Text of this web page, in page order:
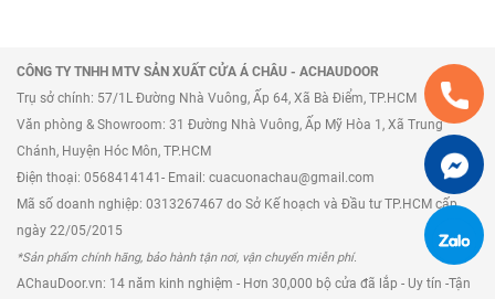
CÔNG TY TNHH MTV SẢN XUẤT CỬA Á CHÂU - ACHAUDOOR
Trụ sở chính: 57/1L Đường Nhà Vuông, Ấp 64, Xã Bà Điểm, TP.HCM
Văn phòng & Showroom: 31 Đường Nhà Vuông, Ấp Mỹ Hòa 1, Xã Trung
Chánh, Huyện Hóc Môn, TP.HCM
Điện thoại: 0568414141- Email: cuacuonachau@gmail.com
Mã số doanh nghiệp: 0313267467 do Sở Kế hoạch và Đầu tư TP.HCM cấp
ngày 22/05/2015
*Sản phẩm chính hãng, bảo hành tận nơi, vận chuyển miễn phí.
AChauDoor.vn: 14 năm kinh nghiệm - Hơn 30,000 bộ cửa đã lắp - Uy tín -Tận